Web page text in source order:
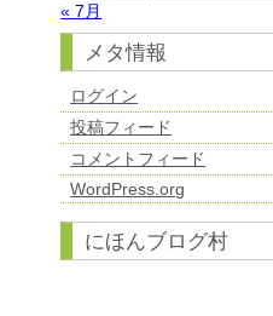
« 7月
メタ情報
ログイン
投稿フィード
コメントフィード
WordPress.org
にほんブログ村